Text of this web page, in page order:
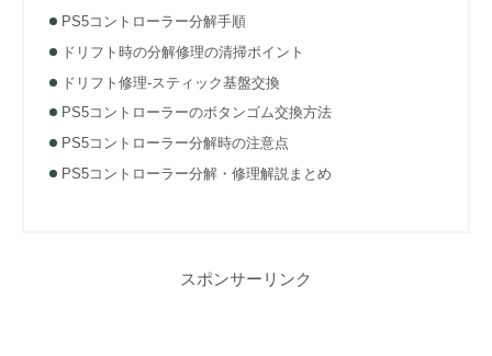
PS5コントローラー分解手順
ドリフト時の分解修理の清掃ポイント
ドリフト修理-スティック基盤交換
PS5コントローラーのボタンゴム交換方法
PS5コントローラー分解時の注意点
PS5コントローラー分解・修理解説まとめ
スポンサーリンク